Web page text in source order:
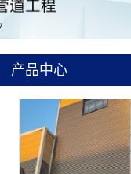
pp风管
产品中心